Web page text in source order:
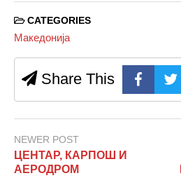
CATEGORIES
Македонија
Share This
NEWER POST
ЦЕНТАР, КАРПОШ И
АЕРОДРОМ